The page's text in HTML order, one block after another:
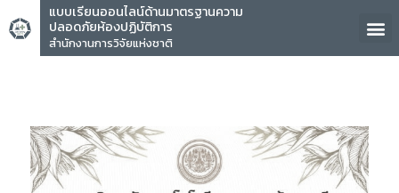
แบบเรียนออนไลน์ด้านมาตรฐานความ
ปลอดภัยห้องปฏิบัติการ
สำนักงานการวิจัยแห่งชาติ